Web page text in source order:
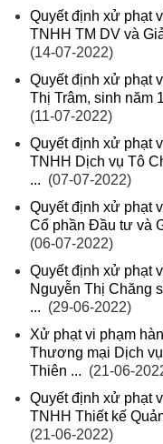
Quyết định xử phạt
TNHH TM DV và
(14-07-2022)
Quyết định xử phạt
Thị Trâm, sinh năm
(11-07-2022)
Quyết định xử phạt
TNHH Dịch vụ Tô
... (07-07-2022)
Quyết định xử phạt
Cổ phần Đầu tư và
(06-07-2022)
Quyết định xử phạt
Nguyễn Thị Chăng
... (29-06-2022)
Xử phạt vi phạm
Thương mại Dịch
Thiên ... (21-06-
Quyết định xử phạt
TNHH Thiết kế
(21-06-2022)